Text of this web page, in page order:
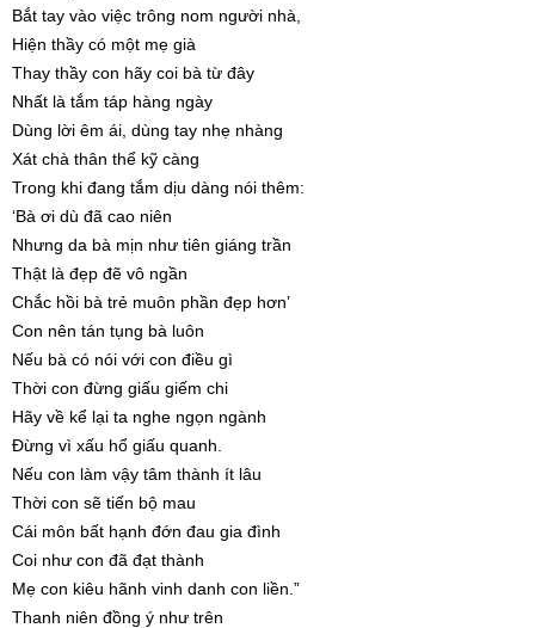
Bắt tay vào việc trông nom người nhà,
Hiện thầy có một mẹ già
Thay thầy con hãy coi bà từ đây
Nhất là tắm táp hàng ngày
Dùng lời êm ái, dùng tay nhẹ nhàng
Xát chà thân thể kỹ càng
Trong khi đang tắm dịu dàng nói thêm:
‘Bà ơi dù đã cao niên
Nhưng da bà mịn như tiên giáng trần
Thật là đẹp đẽ vô ngần
Chắc hồi bà trẻ muôn phần đẹp hơn’
Con nên tán tụng bà luôn
Nếu bà có nói với con điều gì
Thời con đừng giấu giếm chi
Hãy về kể lại ta nghe ngọn ngành
Đừng vì xấu hổ giấu quanh.
Nếu con làm vậy tâm thành ít lâu
Thời con sẽ tiến bộ mau
Cái môn bất hạnh đớn đau gia đình
Coi như con đã đạt thành
Mẹ con kiêu hãnh vinh danh con liền.”
Thanh niên đồng ý như trên